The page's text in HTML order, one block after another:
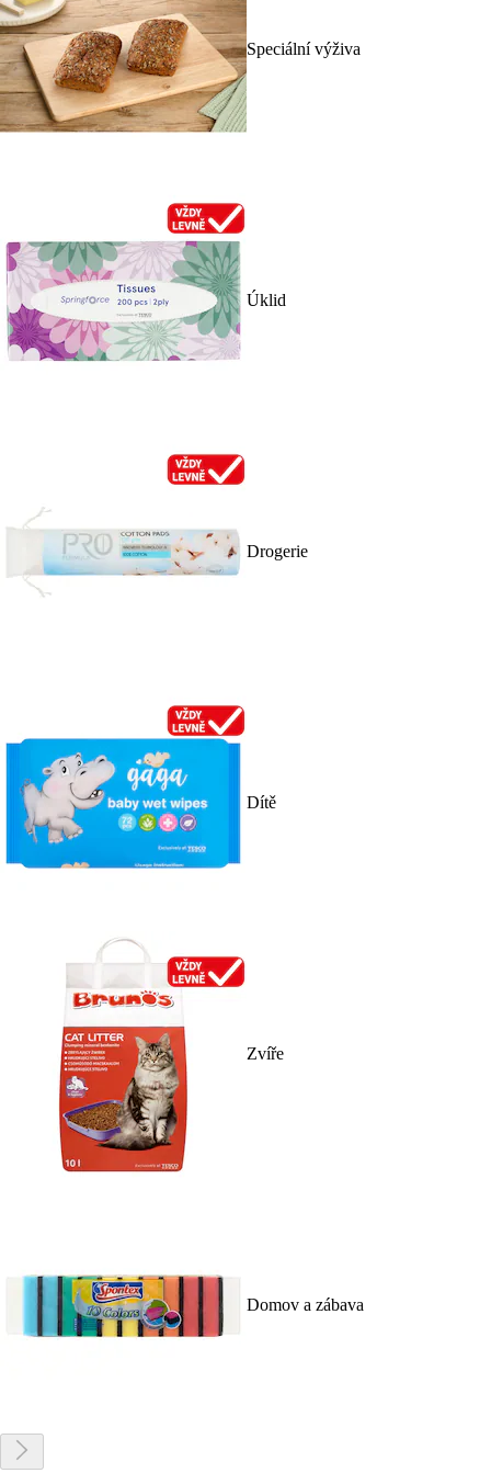
Speciální výživa
Úklid
Drogerie
Dítě
Zvíře
Domov a zábava